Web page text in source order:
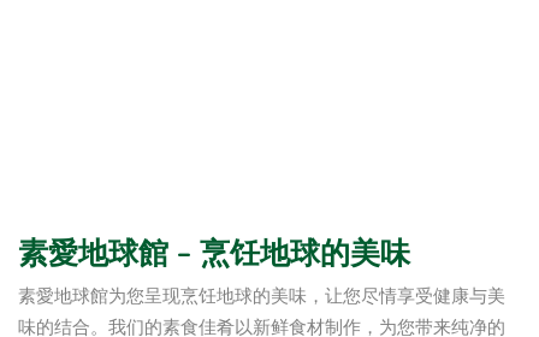
素愛地球館 – 烹饪地球的美味
素愛地球館为您呈现烹饪地球的美味，让您尽情享受健康与美
味的结合。我们的素食佳肴以新鲜食材制作，为您带来纯净的